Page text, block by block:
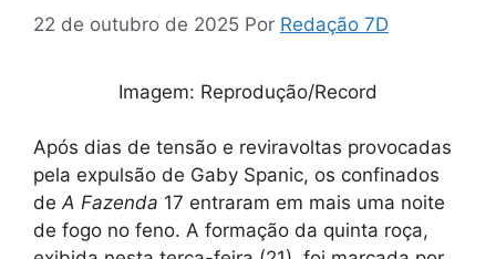
22 de outubro de 2025 Por Redação 7D
Imagem: Reprodução/Record
Após dias de tensão e reviravoltas provocadas
pela expulsão de Gaby Spanic, os confinados
deA Fazenda 17 entraram em mais uma noite
de fogo no feno. A formação da quinta roça,